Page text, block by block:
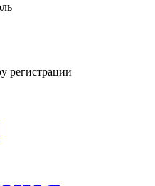
регистрации